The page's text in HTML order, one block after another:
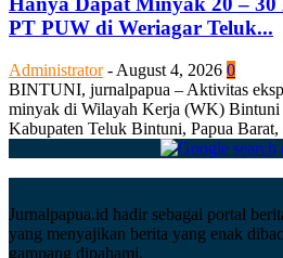
PT PUW di Weriagar Teluk...
Administrator - August 4, 2026 0
BINTUNI, jurnalpapua – Aktivitas
minyak di Wilayah Kerja (WK) Bintuni
Kabupaten Teluk Bintuni, Papua Barat,
Jurnalpapua.id hadir sebagai portal
yang menyajikan berita yang enak
gampang dipahami.